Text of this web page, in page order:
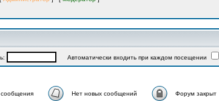
Автоматически входить при каждом посещении
Нет новых сообщений Форум закрыт